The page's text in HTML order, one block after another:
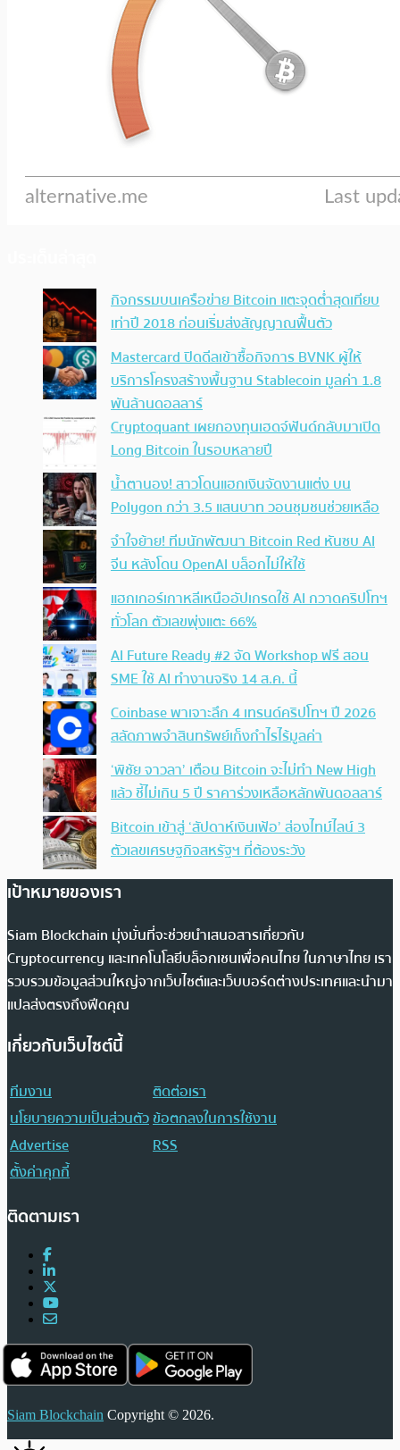
กิจกรรมบนเครือข่าย Bitcoin แตะจุดต่ำสุดเทียบ
เท่าปี 2018 ก่อนเริ่มส่งสัญญาณฟื้นตัว
Mastercard ปิดดีลเข้าซื้อกิจการ BVNK ผู้ให้
บริการโครงสร้างพื้นฐาน Stablecoin มูลค่า 1.8
พันล้านดอลลาร์
Cryptoquant เผยกองทุนเฮดจ์ฟันด์กลับมาเปิด
Long Bitcoin ในรอบหลายปี
น้ำตานอง! สาวโดนแฮกเงินจัดงานแต่ง บน
Polygon กว่า 3.5 แสนบาท วอนชุมชนช่วยเหลือ
จำใจย้าย! ทีมนักพัฒนา Bitcoin Red หันซบ AI
จีน หลังโดน OpenAI บล็อกไม่ให้ใช้
แฮกเกอร์เกาหลีเหนืออัปเกรดใช้ AI กวาดคริปโทฯ
ทั่วโลก ตัวเลขพุ่งแตะ 66%
AI Future Ready #2 จัด Workshop ฟรี สอน
SME ใช้ AI ทำงานจริง 14 ส.ค. นี้
Coinbase พาเจาะลึก 4 เทรนด์คริปโทฯ ปี 2026
สลัดภาพจำสินทรัพย์เก็งกำไรไร้มูลค่า
‘พิชัย จาวลา’ เตือน Bitcoin จะไม่ทำ New High
แล้ว ชี้ไม่เกิน 5 ปี ราคาร่วงเหลือหลักพันดอลลาร์
Bitcoin เข้าสู่ ‘สัปดาห์เงินเฟ้อ’ ส่องไทม์ไลน์ 3
ตัวเลขเศรษฐกิจสหรัฐฯ ที่ต้องระวัง
เป้าหมายของเรา
Siam Blockchain มุ่งมั่นที่จะช่วยนำเสนอสารเกี่ยวกับ
Cryptocurrency และเทคโนโลยีบล็อกเชนเพื่อคนไทย ในภาษาไทย เรา
รวบรวมข้อมูลส่วนใหญ่จากเว็บไซต์และเว็บบอร์ดต่างประเทศและนำมา
แปลส่งตรงถึงฟีดคุณ
เกี่ยวกับเว็บไซต์นี้
ทีมงาน
ติดต่อเรา
นโยบายความเป็นส่วนตัวข้อตกลงในการใช้งาน
Advertise
RSS
ตั้งค่าคุกกี้
ติดตามเรา
Siam Blockchain Copyright © 2026.